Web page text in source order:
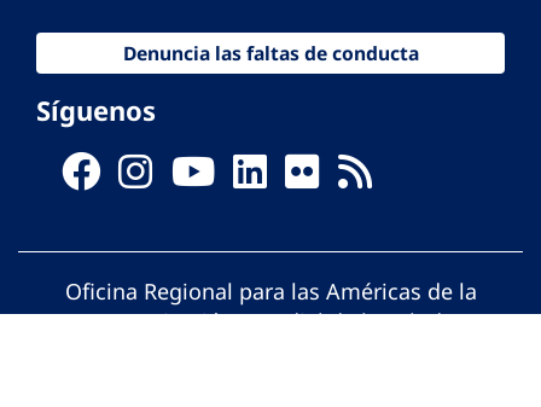
Denuncia las faltas de conducta
Síguenos
Oficina Regional para las Américas de la
Organización Mundial de la Salud